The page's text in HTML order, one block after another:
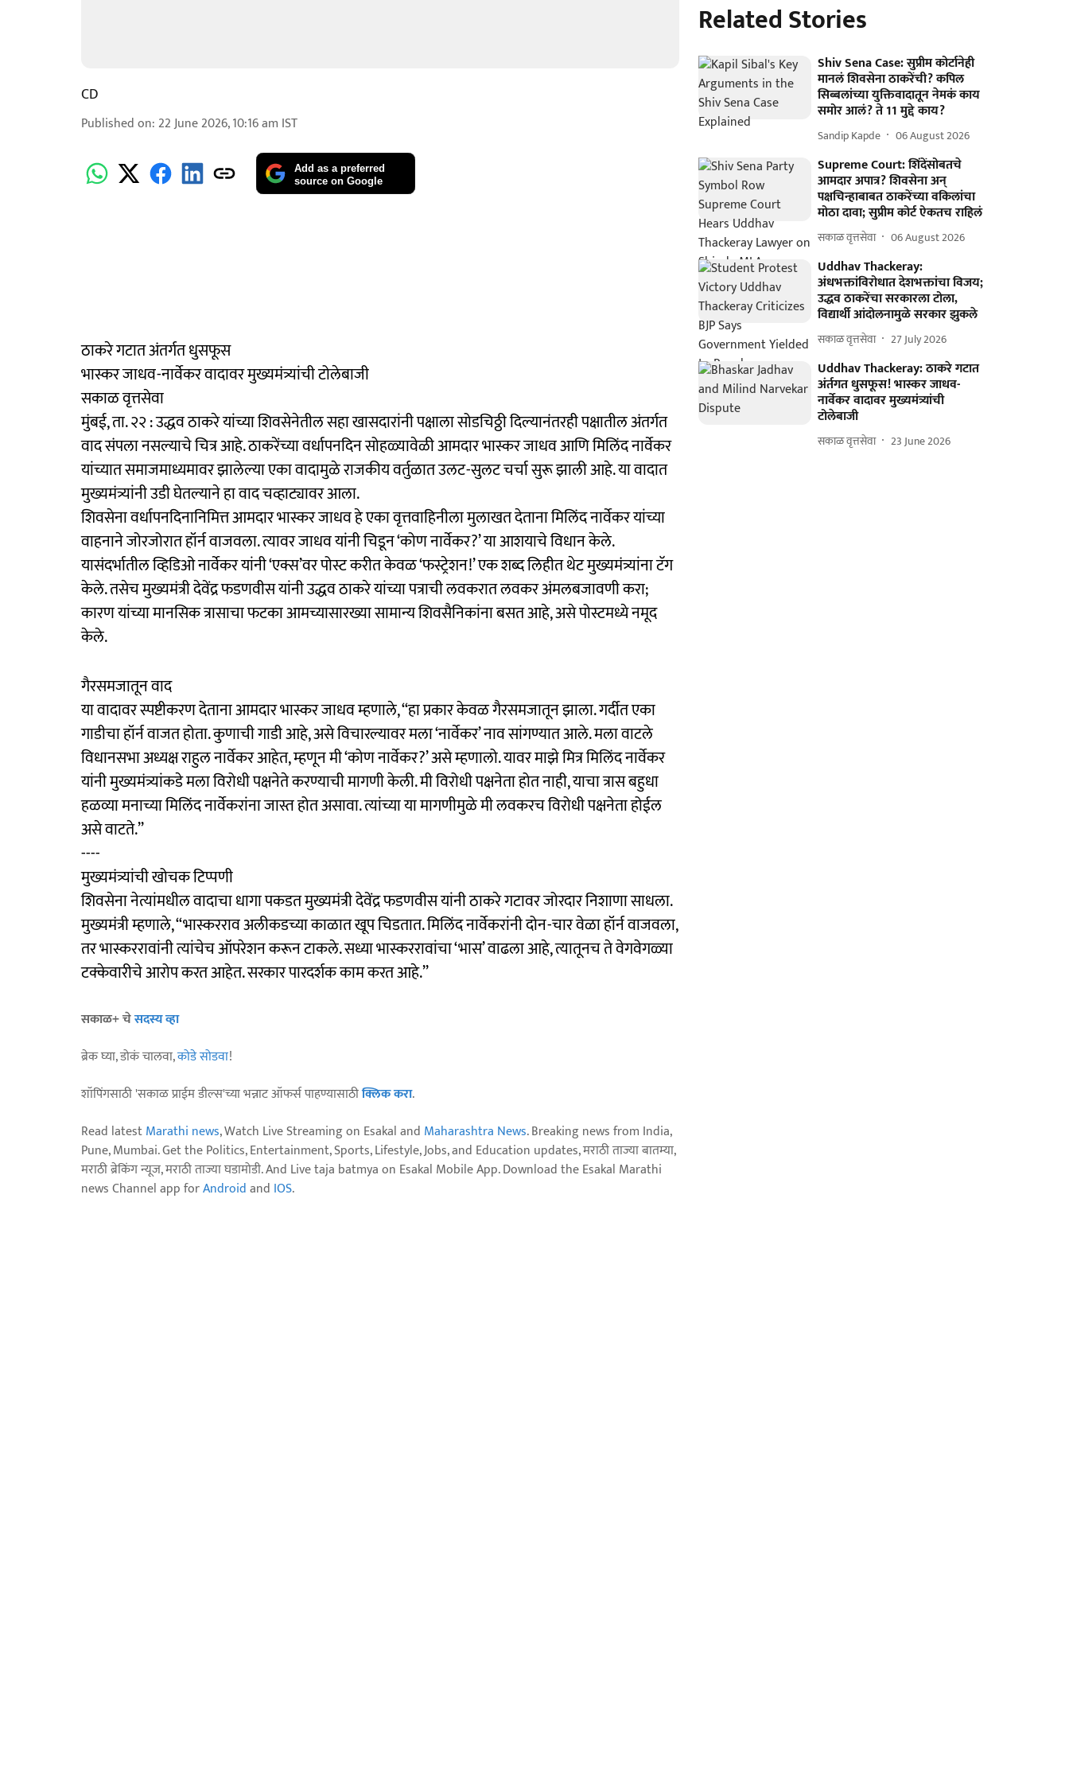
CD
Published on: 22 June 2026, 10:16 am IST
Add as a preferred
source on Google
ठाकरे गटात अंतर्गत धुसफूस
भास्कर जाधव-नार्वेकर वादावर मुख्यमंत्र्यांची टोलेबाजी
​सकाळ वृत्तसेवा
मुंबई, ता. २२ : उद्धव ठाकरे यांच्या शिवसेनेतील सहा खासदारांनी पक्षाला सोडचिठ्ठी दिल्यानंतरही पक्षातील अंतर्गत
वाद संपला नसल्याचे चित्र आहे. ठाकरेंच्या वर्धापनदिन सोहळ्यावेळी आमदार भास्कर जाधव आणि मिलिंद नार्वेकर
यांच्यात समाजमाध्यमावर झालेल्या एका वादामुळे राजकीय वर्तुळात उलट-सुलट चर्चा सुरू झाली आहे. या वादात
मुख्यमंत्र्यांनी उडी घेतल्याने हा वाद चव्हाट्यावर आला.
शिवसेना वर्धापनदिनानिमित्त आमदार भास्कर जाधव हे एका वृत्तवाहिनीला मुलाखत देताना मिलिंद नार्वेकर यांच्या
वाहनाने जोरजोरात हॉर्न वाजवला. त्यावर जाधव यांनी चिडून ‘कोण नार्वेकर?’ या आशयाचे विधान केले.
यासंदर्भातील व्हिडिओ नार्वेकर यांनी ‘एक्स’वर पोस्ट करीत केवळ ‘फस्ट्रेशन!’ एक शब्द लिहीत थेट मुख्यमंत्र्यांना टॅग
केले. तसेच मुख्यमंत्री देवेंद्र फडणवीस यांनी उद्धव ठाकरे यांच्या पत्राची लवकरात लवकर अंमलबजावणी करा;
कारण यांच्या मानसिक त्रासाचा फटका आमच्यासारख्या सामान्य शिवसैनिकांना बसत आहे, असे पोस्टमध्ये नमूद
केले.
गैरसमजातून वाद
​या वादावर स्पष्टीकरण देताना आमदार भास्कर जाधव म्हणाले, ‘‘हा प्रकार केवळ गैरसमजातून झाला. गर्दीत एका
गाडीचा हॉर्न वाजत होता. कुणाची गाडी आहे, असे विचारल्यावर मला ‘नार्वेकर’ नाव सांगण्यात आले. मला वाटले
विधानसभा अध्यक्ष राहुल नार्वेकर आहेत, म्हणून मी ‘कोण नार्वेकर?’ असे म्हणालो. यावर माझे मित्र मिलिंद नार्वेकर
यांनी मुख्यमंत्र्यांकडे मला विरोधी पक्षनेते करण्याची मागणी केली. मी विरोधी पक्षनेता होत नाही, याचा त्रास बहुधा
हळव्या मनाच्या मिलिंद नार्वेकरांना जास्त होत असावा. त्यांच्या या मागणीमुळे मी लवकरच विरोधी पक्षनेता होईल
असे वाटते.’’
----
​मुख्यमंत्र्यांची खोचक टिप्पणी
शिवसेना नेत्यांमधील वादाचा धागा पकडत मुख्यमंत्री देवेंद्र फडणवीस यांनी ठाकरे गटावर जोरदार निशाणा साधला.
मुख्यमंत्री म्हणाले, ‘‘भास्करराव अलीकडच्या काळात खूप चिडतात. मिलिंद नार्वेकरांनी दोन-चार वेळा हॉर्न वाजवला,
तर भास्कररावांनी त्यांचेच ऑपरेशन करून टाकले. सध्या भास्कररावांचा ‘भास’ वाढला आहे, त्यातूनच ते वेगवेगळ्या
टक्केवारीचे आरोप करत आहेत. सरकार पारदर्शक काम करत आहे.’’
सकाळ+ चेसदस्य व्हा
ब्रेक घ्या, डोकं चालवा,कोडे सोडवा!
शॉपिंगसाठी 'सकाळ प्राईम डील्स'च्या भन्नाट ऑफर्स पाहण्यासाठीक्लिक करा.
Read latestMarathi news, Watch Live Streaming on Esakal and Maharashtra News. Breaking news from India,
Pune, Mumbai. Get the Politics, Entertainment, Sports, Lifestyle, Jobs, and Education updates, मराठी ताज्या बातम्या,
मराठी ब्रेकिंग न्यूज, मराठी ताज्या घडामोडी. And Live taja batmya on Esakal Mobile App. Download the Esakal Marathi
news Channel app forAndroidand IOS.
Related Stories
Shiv Sena Case: सुप्रीम कोर्टानेही
मानलं शिवसेना ठाकरेंची? कपिल
सिब्बलांच्या युक्तिवादातून नेमकं काय
समोर आलं? ते 11 मुद्दे काय?
Sandip Kapde 06 August 2026
Supreme Court: शिंदेंसोबतचे
आमदार अपात्र? शिवसेना अन्
पक्षचिन्हाबाबत ठाकरेंच्या वकिलांचा
मोठा दावा; सुप्रीम कोर्ट ऐकतच राहिलं
सकाळ वृत्तसेवा 06 August 2026
Uddhav Thackeray:
अंधभक्तांविरोधात देशभक्तांचा विजय;
उद्धव ठाकरेंचा सरकारला टोला,
विद्यार्थी आंदोलनामुळे सरकार झुकले
सकाळ वृत्तसेवा 27 July 2026
Uddhav Thackeray: ठाकरे गटात
अंर्तगत धुसफूस! भास्कर जाधव-
नार्वेकर वादावर मुख्यमंत्र्यांची
टोलेबाजी
सकाळ वृत्तसेवा 23 June 2026